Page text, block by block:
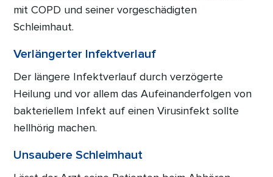
mit COPD und seiner vorgeschädigten
Schleimhaut.
Verlängerter Infektverlauf
Der längere Infektverlauf durch verzögerte
Heilung und vor allem das Aufeinanderfolgen von
bakteriellem Infekt auf einen Virusinfekt sollte
hellhörig machen.
Unsaubere Schleimhaut